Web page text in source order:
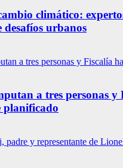
climático:
desafíos urbanos
a tres personas y
planificado